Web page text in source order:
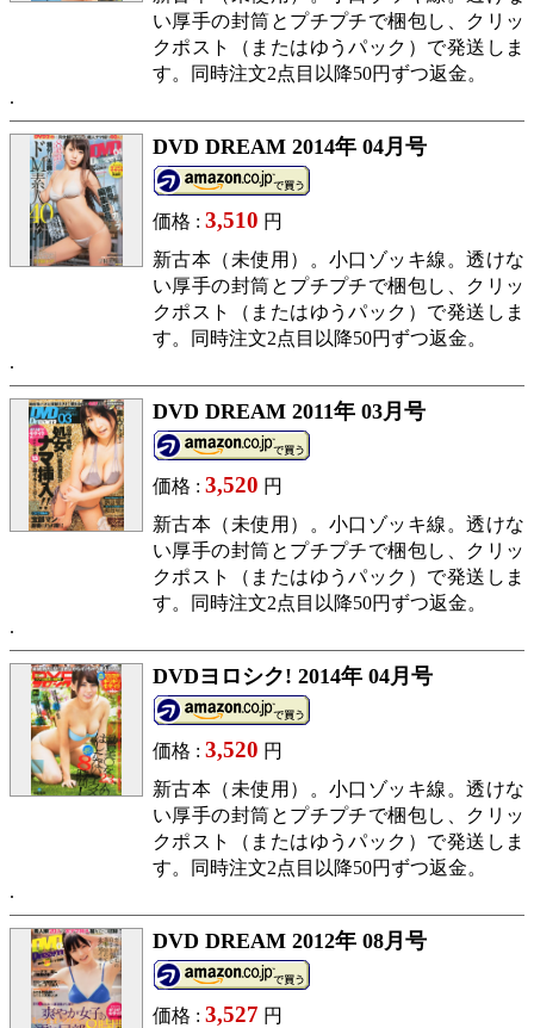
い厚手の封筒とプチプチで梱包し、クリッ
クポスト（またはゆうパック）で発送しま
す。同時注文2点目以降50円ずつ返金。
DVD DREAM 2014年 04月号
価格 : 3,510 円
新古本（未使用）。小口ゾッキ線。透けな
い厚手の封筒とプチプチで梱包し、クリッ
クポスト（またはゆうパック）で発送しま
す。同時注文2点目以降50円ずつ返金。
DVD DREAM 2011年 03月号
価格 : 3,520 円
新古本（未使用）。小口ゾッキ線。透けな
い厚手の封筒とプチプチで梱包し、クリッ
クポスト（またはゆうパック）で発送しま
す。同時注文2点目以降50円ずつ返金。
DVDヨロシク! 2014年 04月号
価格 : 3,520 円
新古本（未使用）。小口ゾッキ線。透けな
い厚手の封筒とプチプチで梱包し、クリッ
クポスト（またはゆうパック）で発送しま
す。同時注文2点目以降50円ずつ返金。
DVD DREAM 2012年 08月号
価格 : 3,527 円